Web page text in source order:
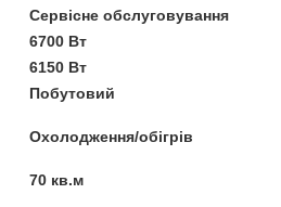
Сервісне обслуговування
6700 Вт
6150 Вт
Побутовий
Охолодження/обігрів
70 кв.м